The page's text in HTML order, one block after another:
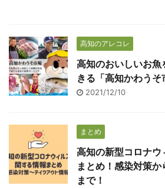
高知のアレコレ
高知のおいしいお
きる「高知かわうそ
2021/12/10
まとめ
高知の新型コロナ
まとめ！感染対策
まで！